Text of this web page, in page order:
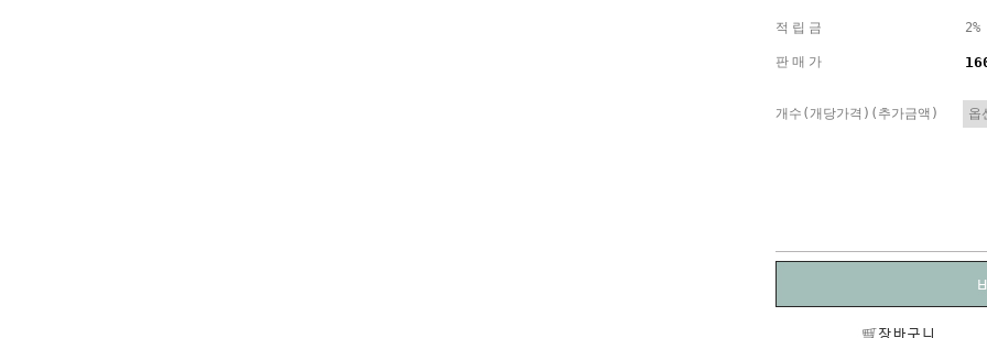
적립금 2%
판매가
개수(개당가격)(추가금액)